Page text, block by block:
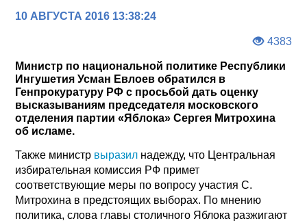
10 АВГУСТА 2016 13:38:24
4383
Министр по национальной политике Республики
Ингушетия Усман Евлоев обратился в
Генпрокуратуру РФ с просьбой дать оценку
высказываниям председателя московского
отделения партии «Яблока» Сергея Митрохина
об исламе.
Также министр выразил надежду, что Центральная
избирательная комиссия РФ примет
соответствующие меры по вопросу участия С.
Митрохина в предстоящих выборах. По мнению
политика, слова главы столичного Яблока разжигают